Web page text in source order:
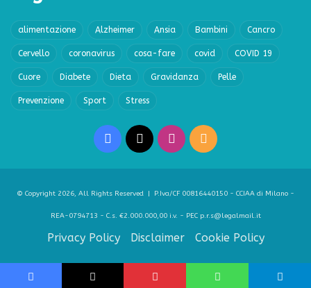
alimentazione Alzheimer Ansia Bambini Cancro
Cervello coronavirus cosa-fare covid COVID 19
Cuore Diabete Dieta Gravidanza Pelle
Prevenzione Sport Stress
Facebook Instagram
RSS
© Copyright 2026, All Rights Reserved | P.Iva/CF 00816440150 - CCIAA di Milano -
REA-0794713 - C.s. €2.000.000,00 i.v. - PEC p.r.s@legalmail.it
Privacy Policy Disclaimer Cookie Policy